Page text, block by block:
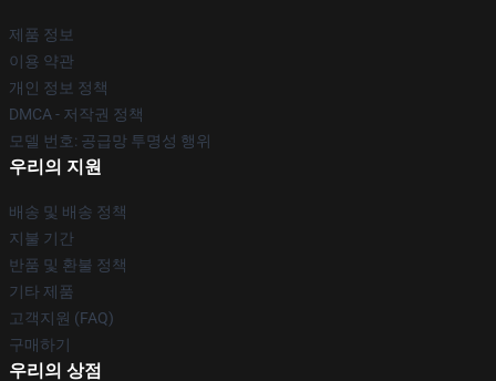
제품 정보
이용 약관
개인 정보 정책
DMCA - 저작권 정책
모델 번호: 공급망 투명성 행위
우리의 지원
배송 및 배송 정책
지불 기간
반품 및 환불 정책
기타 제품
고객지원 (FAQ)
구매하기
우리의 상점